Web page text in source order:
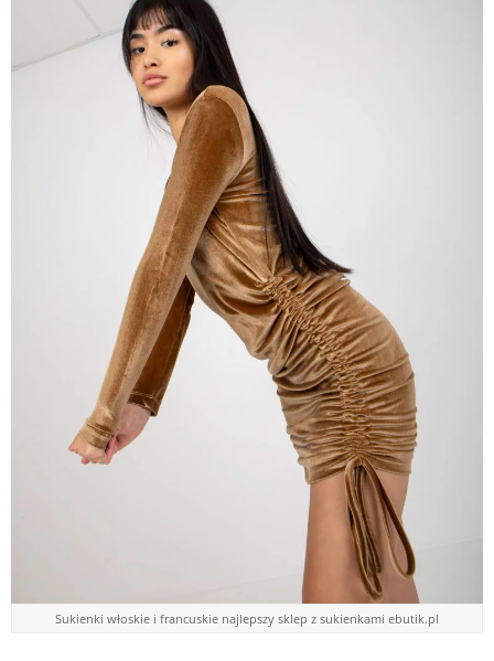
Sukienki włoskie i francuskie najlepszy sklep z sukienkami ebutik.pl